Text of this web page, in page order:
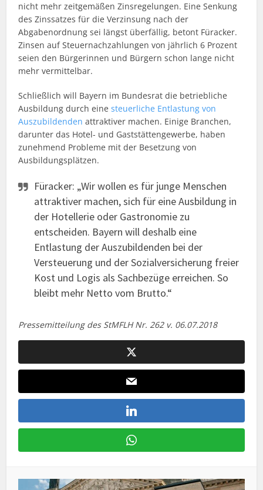
nicht mehr zeitgemäßen Zinsregelungen. Eine Senkung
des Zinssatzes für die Verzinsung nach der
Abgabenordnung sei längst überfällig, betont Füracker.
Zinsen auf Steuernachzahlungen von jährlich 6 Prozent
seien den Bürgerinnen und Bürgern schon lange nicht
mehr vermittelbar.
Schließlich will Bayern im Bundesrat die betriebliche
Ausbildung durch einesteuerliche Entlastung von
Auszubildenden attraktiver machen. Einige Branchen,
darunter das Hotel- und Gaststättengewerbe, haben
zunehmend Probleme mit der Besetzung von
Ausbildungsplätzen.
Füracker: „Wir wollen es für junge Menschen
attraktiver machen, sich für eine Ausbildung in
der Hotellerie oder Gastronomie zu
entscheiden. Bayern will deshalb eine
Entlastung der Auszubildenden bei der
Versteuerung und der Sozialversicherung freier
Kost und Logis als Sachbezüge erreichen. So
bleibt mehr Netto vom Brutto.“
Pressemitteilung des StMFLH Nr. 262 v. 06.07.2018